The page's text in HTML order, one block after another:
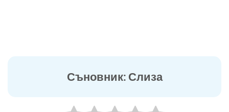
Съновник: Слиза